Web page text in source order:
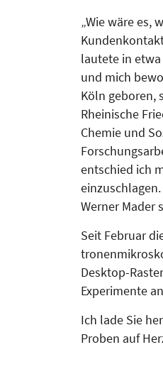
„Wie wäre es,
lautete in
und mich
Köln geboren,
Rheinische
Chemie und
entschied ich
Werner Mader
Seit Februar
Desktop-
Experimente
Ich lade Sie
Proben auf